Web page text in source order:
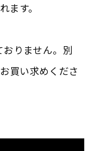
ます。
りません。別
買い求めくださ